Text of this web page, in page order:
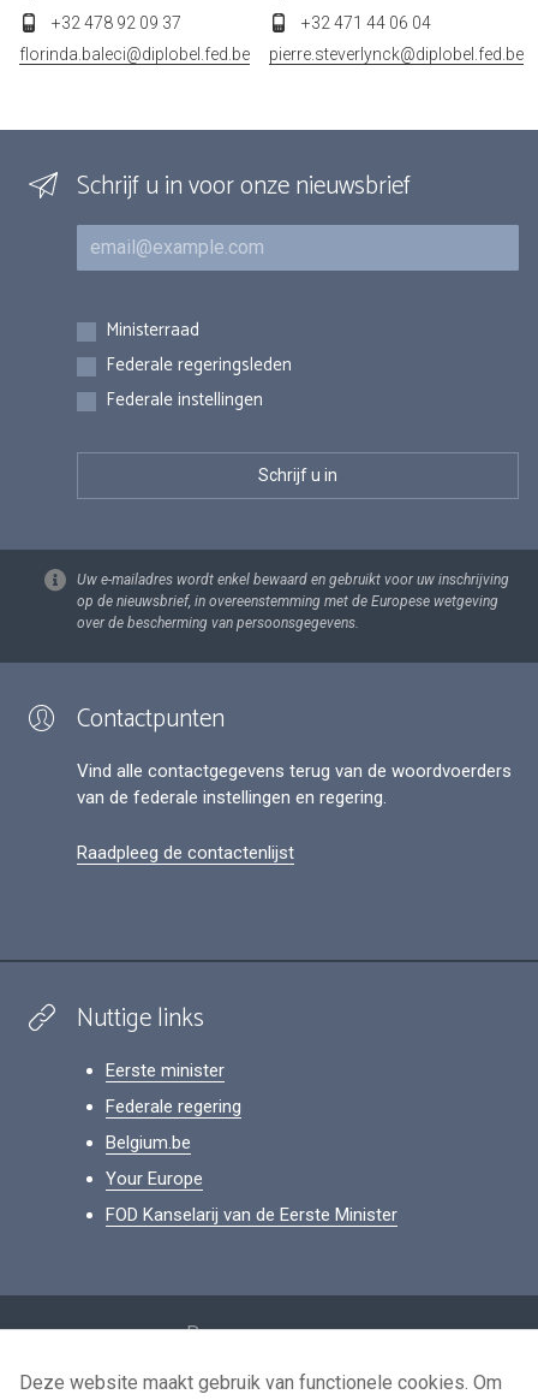
+32 478 92 09 37
florinda.baleci@diplobel.fed.be
+32 471 44 06 04
pierre.steverlynck@diplobel.fed.be
Schrijf u in voor onze nieuwsbrief
E-mail
Inschrijvingen
Ministerraad
Federale regeringsleden
Federale instellingen
Uw e-mailadres wordt enkel bewaard en gebruikt voor uw inschrijving
op de nieuwsbrief, in overeenstemming met de Europese wetgeving
over de bescherming van persoonsgegevens.
Contactpunten
Vind alle contactgegevens terug van de woordvoerders
van de federale instellingen en regering.
Raadpleeg de contactenlijst
Nuttige links
Eerste minister
Federale regering
Belgium.be
Your Europe
FOD Kanselarij van de Eerste Minister
Persoonsgegevens
Voorwaarden voor het hergebruik
Deze website maakt gebruik van functionele cookies. Om